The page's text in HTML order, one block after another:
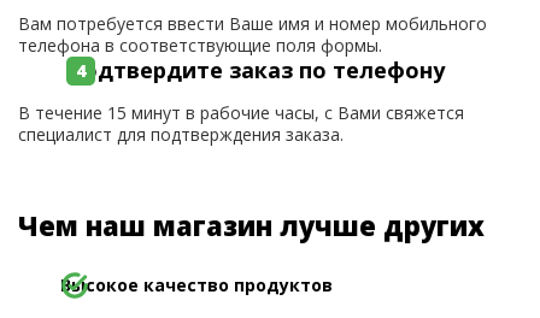
Вам потребуется ввести Ваше имя и номер мобильного
телефона в соответствующие поля формы.
Подтвердите заказ по телефону
В течение 15 минут в рабочие часы, с Вами свяжется
специалист для подтверждения заказа.
Чем наш магазин лучше других
Высокое качество продуктов